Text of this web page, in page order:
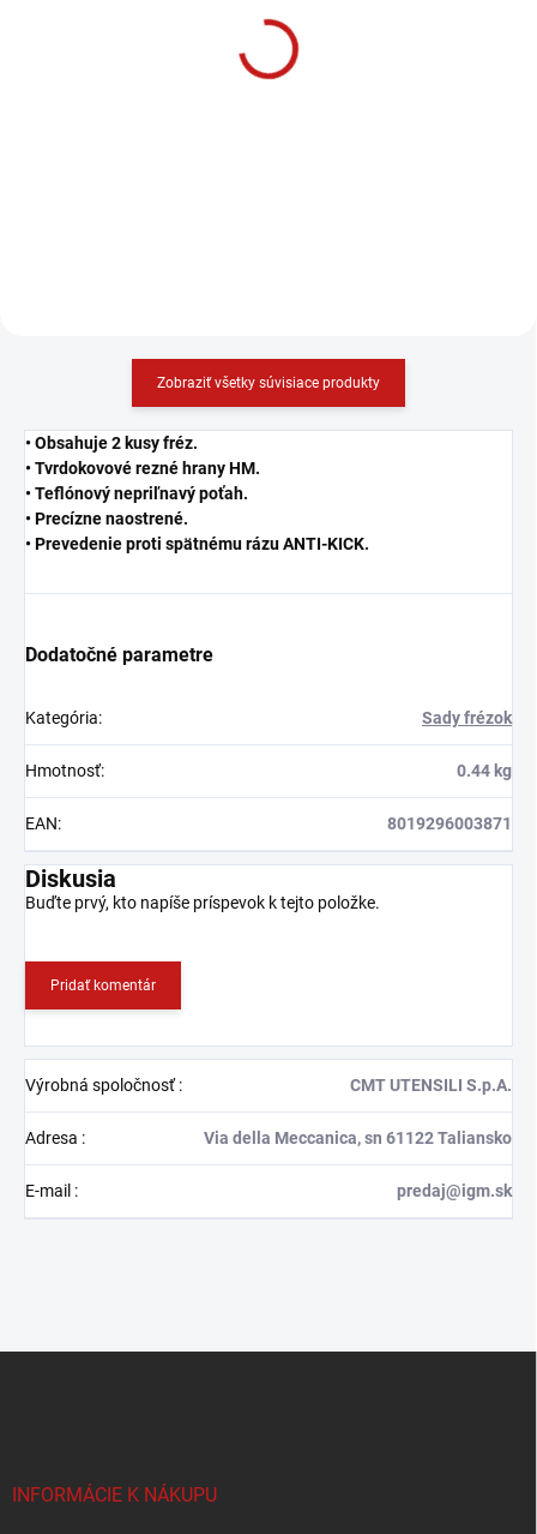
Zobraziť všetky súvisiace produkty
• Obsahuje 2 kusy fréz.
• Tvrdokovové rezné hrany HM.
• Teflónový nepriľnavý poťah.
• Precízne naostrené.
• Prevedenie proti spätnému rázu ANTI-KICK.
Dodatočné parametre
Kategória: Sady frézok
Hmotnosť: 0.44 kg
EAN: 8019296003871
Diskusia
Buďte prvý, kto napíše príspevok k tejto položke.
Pridať komentár
Výrobná spoločnosť: CMT UTENSILI S.p.A.
Adresa : Via della Meccanica, sn 61122 Taliansko
E-mail : predaj@igm.sk
INFORMÁCIE K NÁKUPU